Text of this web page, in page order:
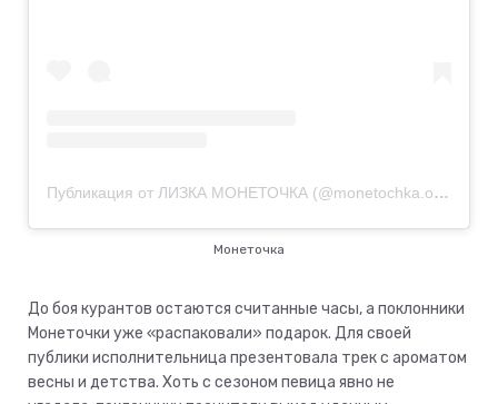
Публикация от ЛИЗКА МОНЕТОЧКА (@monetochka.official)
Монеточка
До боя курантов остаются считанные часы, а поклонники
Монеточки уже «распаковали» подарок. Для своей
публики исполнительница презентовала трек с ароматом
весны и детства. Хоть с сезоном певица явно не